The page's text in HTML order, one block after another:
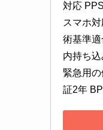
対応
スマホ
術基準
内持ち
緊急用
証2年